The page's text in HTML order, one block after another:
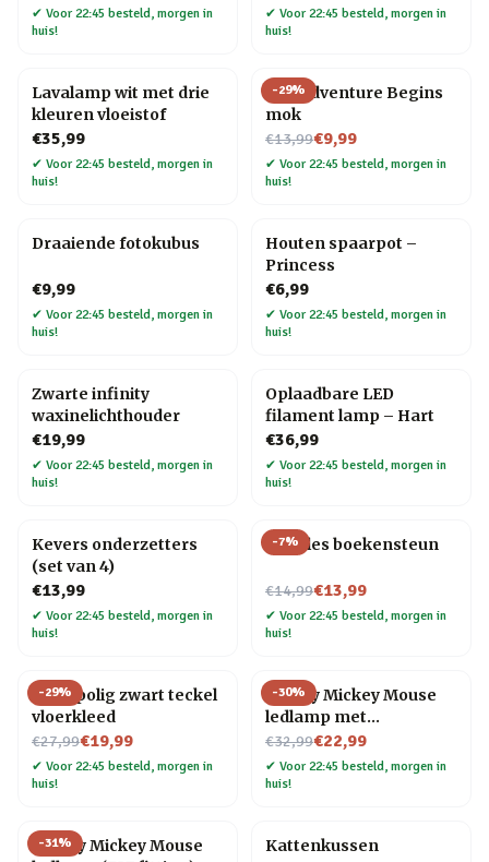
✔ Voor 22:45 besteld, morgen in
huis!
✔ Voor 22:45 besteld, morgen in
huis!
Lavalamp wit met drie
kleuren vloeistof
€35,99
✔ Voor 22:45 besteld, morgen in
huis!
-29%
The Adventure Begins
mok
€13,99
Nu voor€9,99
✔ Voor 22:45 besteld, morgen in
huis!
Draaiende fotokubus
€9,99
✔ Voor 22:45 besteld, morgen in
huis!
Houten spaarpot –
Princess
€6,99
✔ Voor 22:45 besteld, morgen in
huis!
Zwarte infinity
waxinelichthouder
€19,99
✔ Voor 22:45 besteld, morgen in
huis!
Oplaadbare LED
filament lamp – Hart
€36,99
✔ Voor 22:45 besteld, morgen in
huis!
Kevers onderzetters
(set van 4)
€13,99
✔ Voor 22:45 besteld, morgen in
huis!
-7%
Noodles boekensteun
€14,99
Nu voor€13,99
✔ Voor 22:45 besteld, morgen in
huis!
-29%
Hoogpolig zwart teckel
vloerkleed
€27,99
Nu voor€19,99
✔ Voor 22:45 besteld, morgen in
huis!
-30%
Disney Mickey Mouse
ledlamp met
keramische voet
€32,99
Nu voor€22,99
✔ Voor 22:45 besteld, morgen in
huis!
-31%
Disney Mickey Mouse
Kattenkussen